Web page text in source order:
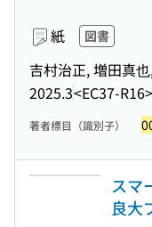
紙 図書
吉村治正, 増田真
2025.3<EC37-R16>
著者標目（識別子）
スマ
良大